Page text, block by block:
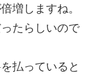
増しますね。
たらしいので
払っていると